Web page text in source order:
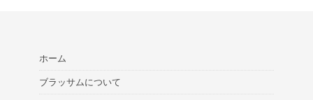
ホーム
ブラッサムについて